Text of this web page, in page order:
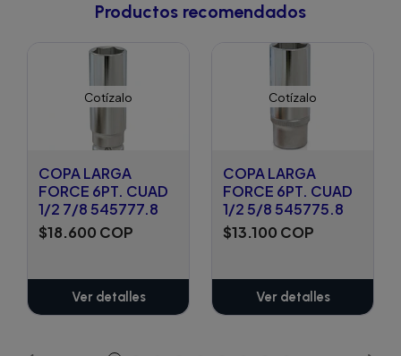
Productos recomendados
Cotízalo
COPA LARGA
FORCE 6PT. CUAD
1/2 7/8 545777.8
$18.600 COP
Ver detalles
Cotízalo
COPA LARGA
FORCE 6PT. CUAD
1/2 5/8 545775.8
$13.100 COP
Ver detalles